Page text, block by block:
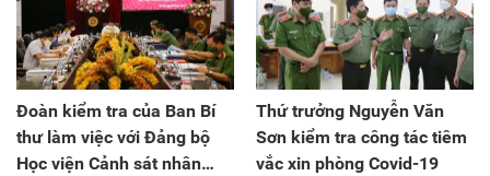
Đoàn kiểm tra của Ban Bí
thư làm việc với Đảng bộ
Học viện Cảnh sát nhân
Thứ trưởng Nguyễn Văn
Sơn kiểm tra công tác tiêm
vắc xin phòng Covid-19